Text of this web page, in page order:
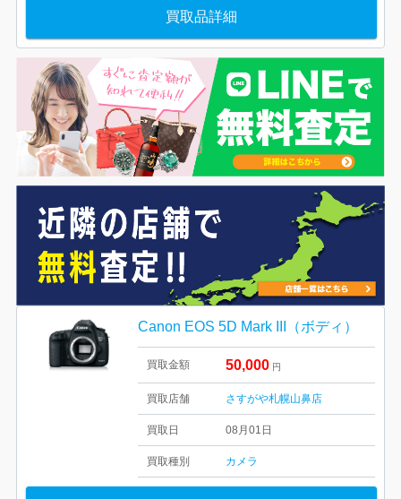
買取品詳細
Canon EOS 5D Mark III（ボディ）
買取金額 50,000 円
買取店舗 さすがや札幌山鼻店
買取日 08月01日
買取種別 カメラ